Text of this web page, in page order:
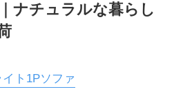
ナチュラルな暮らし
ト1Pソファ